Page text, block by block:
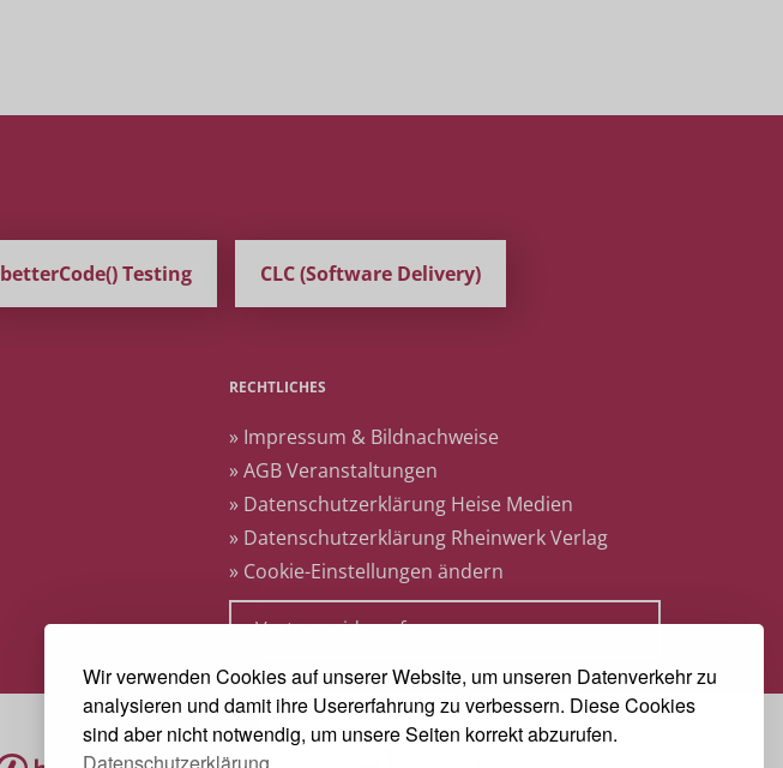
Wir verwenden Cookies auf unserer Website, um unseren Datenverkehr zu
analysieren und damit ihre Usererfahrung zu verbessern. Diese Cookies
sind aber nicht notwendig, um unsere Seiten korrekt abzurufen.
betterCode() Testing CLC (Software Delivery)
RECHTLICHES
» Impressum & Bildnachweise
» AGB Veranstaltungen
» Datenschutzerklärung Heise Medien
» Datenschutzerklärung Rheinwerk Verlag
» Cookie-Einstellungen ändern
» Vertrag widerrufen